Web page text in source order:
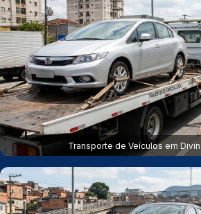
Transporte de Veículos em